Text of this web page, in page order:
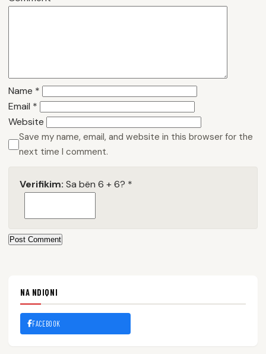
Name *
Email *
Website
Save my name, email, and website in this browser for the
next time I comment.
Verifikim: Sa bën 6 + 6? *
Post Comment
NA NDIQNI
FACEBOOK